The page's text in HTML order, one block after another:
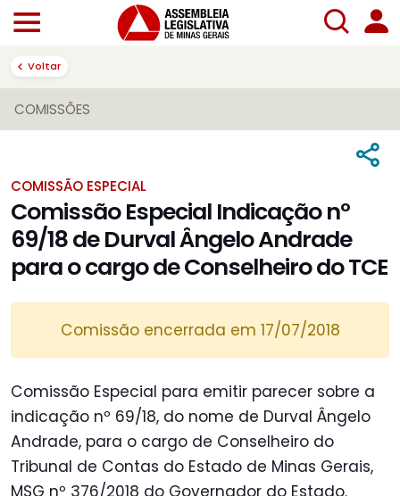
Voltar
COMISSÕES
COMISSÃO ESPECIAL
Comissão Especial Indicação nº
69/18 de Durval Ângelo Andrade
para o cargo de Conselheiro do TCE
Comissão encerrada em 17/07/2018
Comissão Especial para emitir parecer sobre a
indicação nº 69/18, do nome de Durval Ângelo
Andrade, para o cargo de Conselheiro do
Tribunal de Contas do Estado de Minas Gerais,